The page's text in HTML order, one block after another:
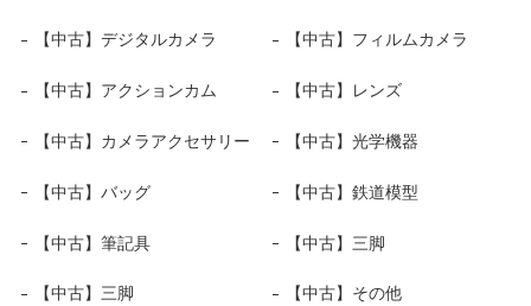
【中古】デジタルカメラ 【中古】フィルムカメラ
【中古】アクションカム 【中古】レンズ
【中古】カメラアクセサリー 【中古】光学機器
【中古】バッグ 【中古】鉄道模型
【中古】筆記具 【中古】三脚
【中古】三脚 【中古】その他